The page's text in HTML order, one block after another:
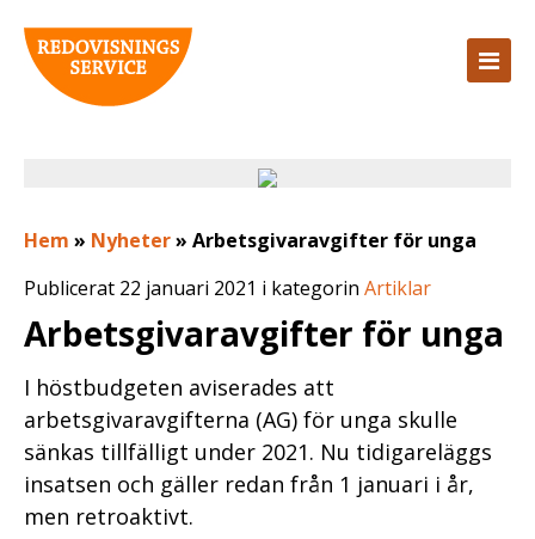
Hem » Nyheter» Arbetsgivaravgifter för unga
Publicerat 22 januari 2021 i kategorin Artiklar
Arbetsgivaravgifter för unga
I höstbudgeten aviserades att
arbetsgivaravgifterna (AG) för unga skulle
sänkas tillfälligt under 2021. Nu tidigareläggs
insatsen och gäller redan från 1 januari i år,
men retroaktivt.